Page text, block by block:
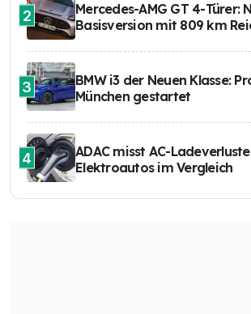
2
Mercedes-AMG GT 4-Türer:
Basisversion mit 809 km
3
BMW i3 der Neuen Klasse:
München gestartet
4
ADAC misst AC-
Elektroautos im Vergleich